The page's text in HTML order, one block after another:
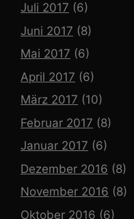
Juli 2017 (6)
Juni 2017 (8)
Mai 2017 (6)
April 2017 (6)
März 2017 (10)
Februar 2017 (8)
Januar 2017 (6)
Dezember 2016 (8)
November 2016 (8)
Oktober 2016 (6)